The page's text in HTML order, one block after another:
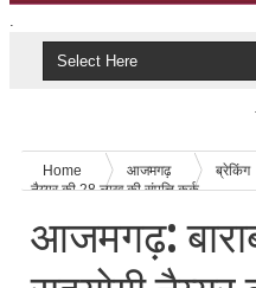
.
Home आजमगढ़ ब्रेकिंग
नैय्यर की 28 लाख की संपत्ति कुर्क
आजमगढ़: